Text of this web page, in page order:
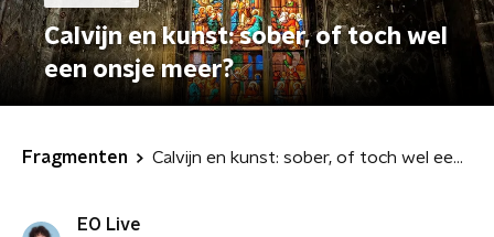
Calvijn en kunst: sober, of toch wel
een onsje meer?
Fragmenten Calvijn en kunst: sober, of toch wel een onsje meer?
EO Live